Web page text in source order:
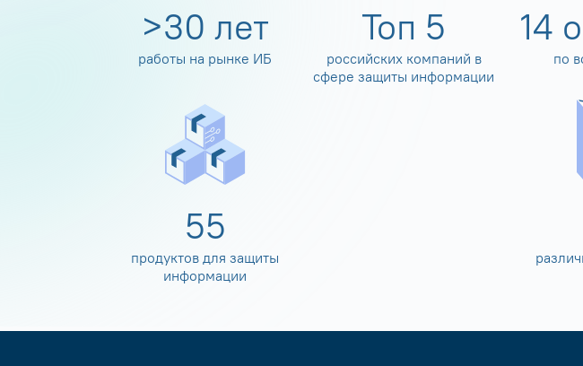
>30 лет
работы на рынке ИБ
Топ 5
российских компаний в
сфере защиты информации
14
по
60
продуктов для защиты
информации